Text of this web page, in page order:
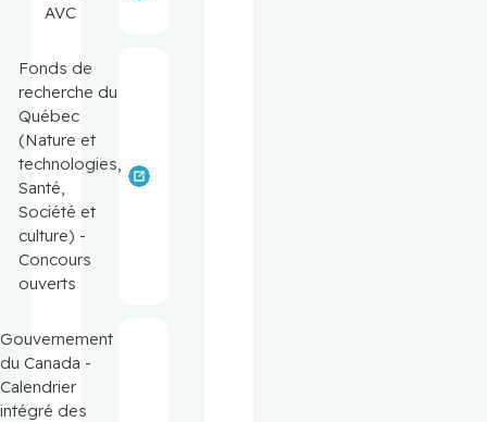
AVC
Fonds de
recherche du
Québec
(Nature et
technologies,
Santé,
Société et
culture) -
Concours
ouverts
Gouvernement
du Canada -
Calendrier
intégré des